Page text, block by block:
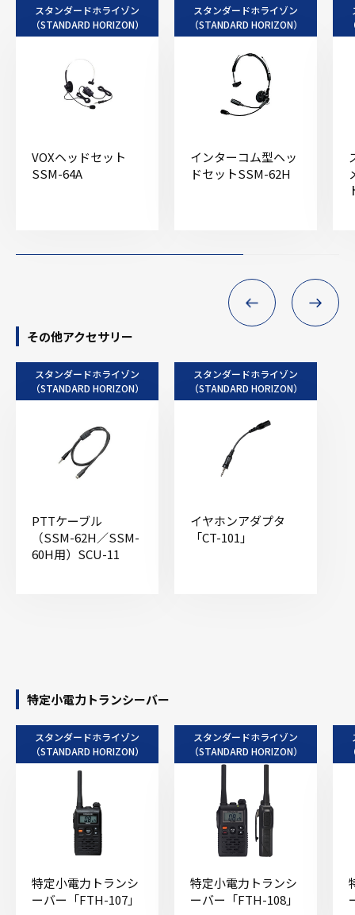
スタンダードホライゾン
（STANDARD HORIZON）
VOXヘッドセット
SSM-64A
スタンダードホライゾン
（STANDARD HORIZON）
インターコム型ヘッ
ドセットSSM-62H
その他アクセサリー
スタンダードホライゾン
（STANDARD HORIZON）
PTTケーブル
（SSM-62H／SSM-
60H用）SCU-11
スタンダードホライゾン
（STANDARD HORIZON）
イヤホンアダプタ
「CT-101」
特定小電力トランシーバー
スタンダードホライゾン
（STANDARD HORIZON）
特定小電力トランシ
ーバー「FTH-107」
スタンダードホライゾン
（STANDARD HORIZON）
特定小電力トランシ
ーバー「FTH-108」